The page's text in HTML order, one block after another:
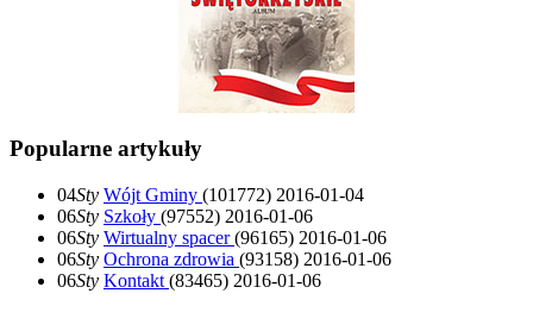
Popularne artykuły
04Sty Wójt Gminy (101772) 2016-01-04
06Sty Szkoły (97552) 2016-01-06
06Sty Wirtualny spacer(96165) 2016-01-06
06Sty Ochrona zdrowia (93158) 2016-01-06
06Sty Kontakt (83465) 2016-01-06